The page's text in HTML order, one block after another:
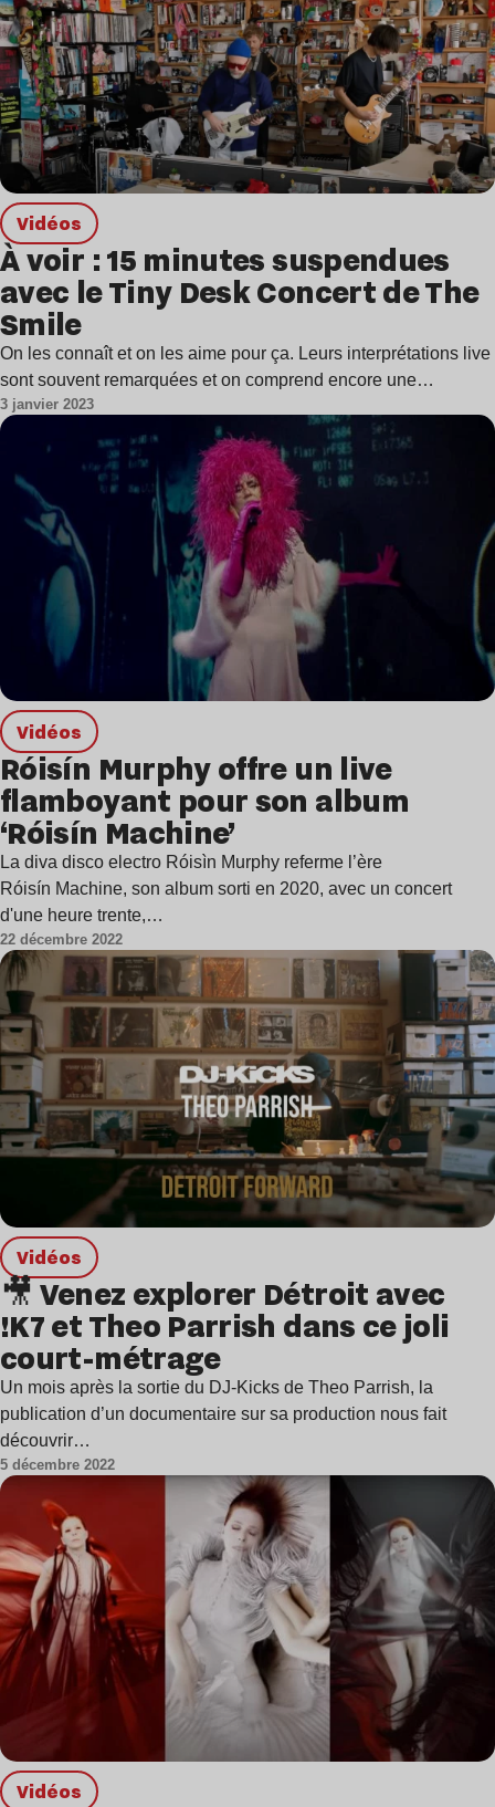
Vidéos
À voir : 15 minutes suspendues
avec le Tiny Desk Concert de The
Smile
On les connaît et on les aime pour ça. Leurs interprétations live
sont souvent remarquées et on comprend encore une…
3 janvier 2023
Vidéos
Róisín Murphy offre un live
flamboyant pour son album
‘Róisín Machine’
La diva disco electro Róisìn Murphy referme l’ère
Róisín Machine, son album sorti en 2020, avec un concert
d'une heure trente,…
22 décembre 2022
Vidéos
🎥 Venez explorer Détroit avec
!K7 et Theo Parrish dans ce joli
court-métrage
Un mois après la sortie du DJ-Kicks de Theo Parrish, la
publication d’un documentaire sur sa production nous fait
découvrir…
5 décembre 2022
Vidéos